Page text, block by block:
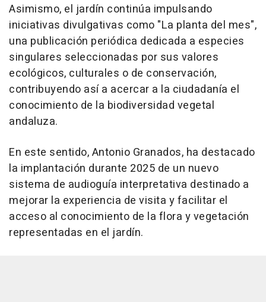
Asimismo, el jardín continúa impulsando
iniciativas divulgativas como "La planta del mes",
una publicación periódica dedicada a especies
singulares seleccionadas por sus valores
ecológicos, culturales o de conservación,
contribuyendo así a acercar a la ciudadanía el
conocimiento de la biodiversidad vegetal
andaluza.
En este sentido, Antonio Granados, ha destacado
la implantación durante 2025 de un nuevo
sistema de audioguía interpretativa destinado a
mejorar la experiencia de visita y facilitar el
acceso al conocimiento de la flora y vegetación
representadas en el jardín.